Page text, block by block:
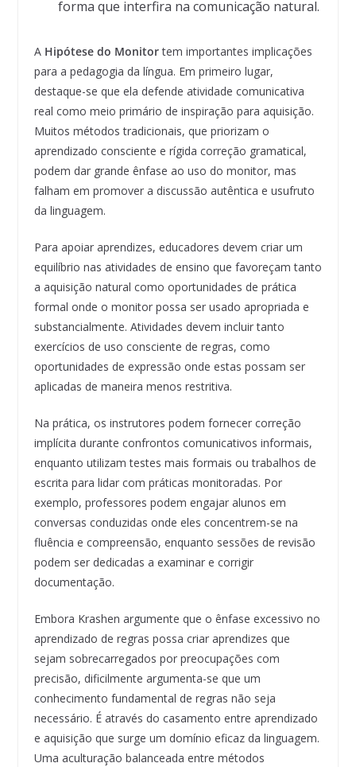
forma que interfira na comunicação natural.
A Hipótese do Monitortem importantes implicações
para a pedagogia da língua. Em primeiro lugar,
destaque-se que ela defende atividade comunicativa
real como meio primário de inspiração para aquisição.
Muitos métodos tradicionais, que priorizam o
aprendizado consciente e rígida correção gramatical,
podem dar grande ênfase ao uso do monitor, mas
falham em promover a discussão autêntica e usufruto
da linguagem.
Para apoiar aprendizes, educadores devem criar um
equilíbrio nas atividades de ensino que favoreçam tanto
a aquisição natural como oportunidades de prática
formal onde o monitor possa ser usado apropriada e
substancialmente. Atividades devem incluir tanto
exercícios de uso consciente de regras, como
oportunidades de expressão onde estas possam ser
aplicadas de maneira menos restritiva.
Na prática, os instrutores podem fornecer correção
implícita durante confrontos comunicativos informais,
enquanto utilizam testes mais formais ou trabalhos de
escrita para lidar com práticas monitoradas. Por
exemplo, professores podem engajar alunos em
conversas conduzidas onde eles concentrem-se na
fluência e compreensão, enquanto sessões de revisão
podem ser dedicadas a examinar e corrigir
documentação.
Embora Krashen argumente que o ênfase excessivo no
aprendizado de regras possa criar aprendizes que
sejam sobrecarregados por preocupações com
precisão, dificilmente argumenta-se que um
conhecimento fundamental de regras não seja
necessário. É através do casamento entre aprendizado
e aquisição que surge um domínio eficaz da linguagem.
Uma aculturação balanceada entre métodos